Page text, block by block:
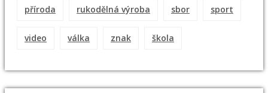
příroda rukodělná výroba sbor sport
video válka znak škola